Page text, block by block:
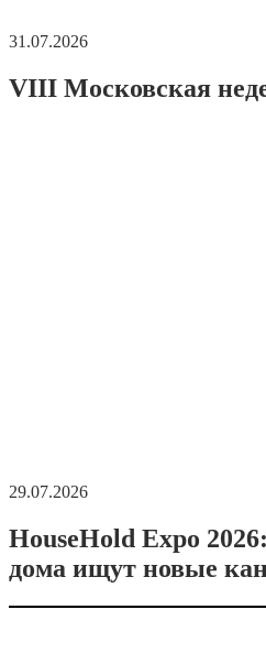
31.07.2026
VIII Московская
29.07.2026
HouseHold Expo
дома ищут новые